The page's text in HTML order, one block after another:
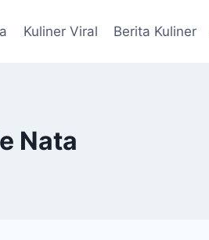
Kuliner Viral Berita Kuliner
Nata